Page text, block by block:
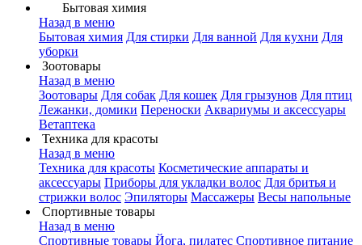
Бытовая химия
Назад в меню
Бытовая химия Для стирки Для ванной Для кухни Для
уборки
Зоотовары
Назад в меню
Зоотовары Для собак Для кошек Для грызунов Для птиц
Лежанки, домики Переноски Аквариумы и аксессуары
Ветаптека
Техника для красоты
Назад в меню
Техника для красоты Косметические аппараты и
аксессуары Приборы для укладки волос Для бритья и
стрижки волос Эпиляторы Массажеры Весы напольные
Спортивные товары
Назад в меню
Спортивные товары Йога, пилатес Спортивное питание